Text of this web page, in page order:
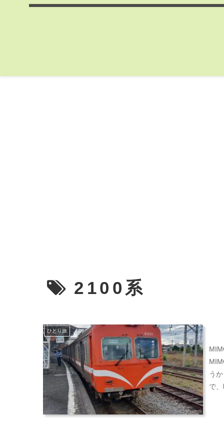
2100系
ひとり旅
う
で